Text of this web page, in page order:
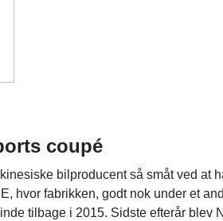
coupé
bilproducent så småt ved at
hvor fabrikken, godt nok under et
tilbage i 2015. Sidste efterår blev